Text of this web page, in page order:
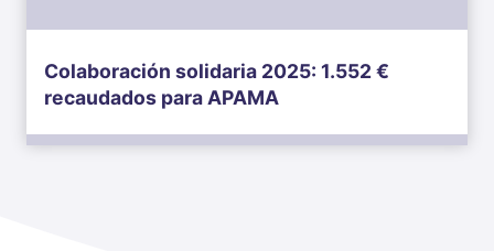
Colaboración solidaria 2025: 1.552 €
recaudados para APAMA